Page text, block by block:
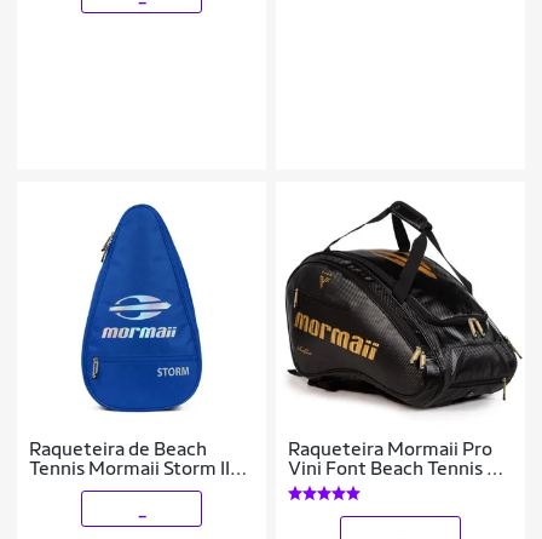
Raqueteira de Beach
Tennis Mormaii Storm II
Raqueteira Mormaii Pro
Vini Font Beach Tennis e
Dourado